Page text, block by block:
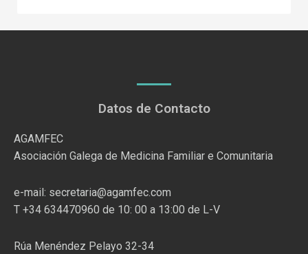
Datos de Contacto
AGAMFEC
Asociación Galega de Medicina Familiar e Comunitaria
e-mail: secretaria@agamfec.com
T +34 634470960 de 10: 00 a 13:00 de L-V
Rúa Menéndez Pelayo 32-34